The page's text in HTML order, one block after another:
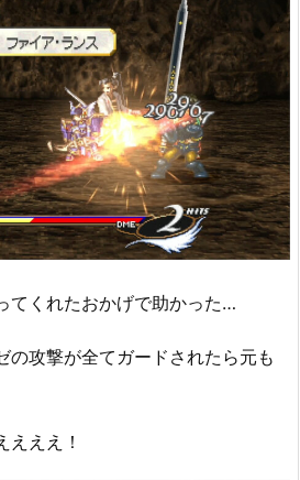
てくれたおかげで助かった…
の攻撃が全てガードされたら元も
えええ！